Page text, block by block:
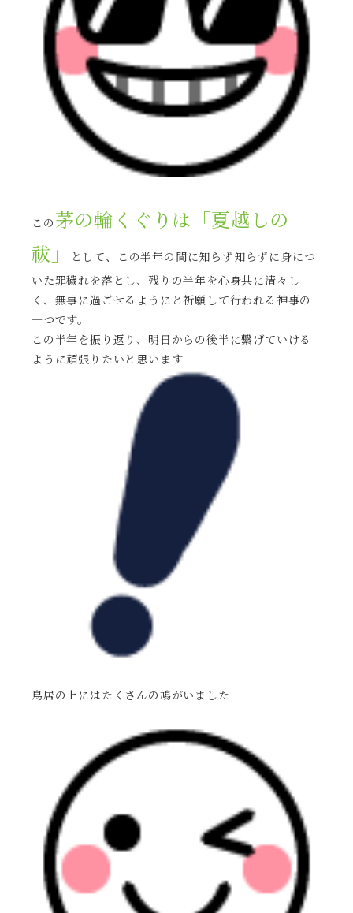
この 茅の輪くぐりは「夏越しの
祓」
として、この半年の間に知らず知らずに身につ
いた罪穢れを落とし、残りの半年を心身共に清々し
く、無事に過ごせるようにと祈願して行われる神事の
一つです。
この半年を振り返り、明日からの後半に繋げていける
ように頑張りたいと思います
鳥居の上にはたくさんの鳩がいました